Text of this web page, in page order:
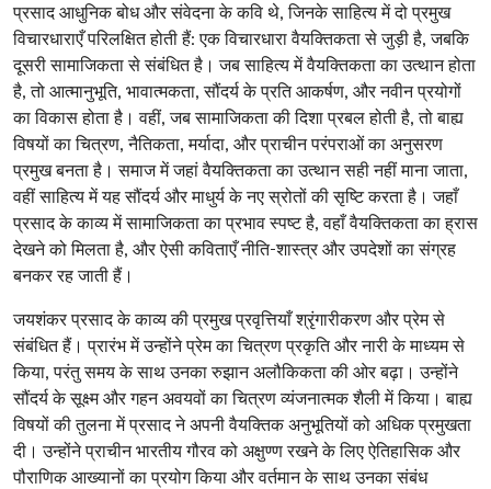
प्रसाद आधुनिक बोध और संवेदना के कवि थे, जिनके साहित्य में दो प्रमुख
विचारधाराएँ परिलक्षित होती हैं: एक विचारधारा वैयक्तिकता से जुड़ी है, जबकि
दूसरी सामाजिकता से संबंधित है। जब साहित्य में वैयक्तिकता का उत्थान होता
है, तो आत्मानुभूति, भावात्मकता, सौंदर्य के प्रति आकर्षण, और नवीन प्रयोगों
का विकास होता है। वहीं, जब सामाजिकता की दिशा प्रबल होती है, तो बाह्य
विषयों का चित्रण, नैतिकता, मर्यादा, और प्राचीन परंपराओं का अनुसरण
प्रमुख बनता है। समाज में जहां वैयक्तिकता का उत्थान सही नहीं माना जाता,
वहीं साहित्य में यह सौंदर्य और माधुर्य के नए स्रोतों की सृष्टि करता है। जहाँ
प्रसाद के काव्य में सामाजिकता का प्रभाव स्पष्ट है, वहाँ वैयक्तिकता का ह्रास
देखने को मिलता है, और ऐसी कविताएँ नीति-शास्त्र और उपदेशों का संग्रह
बनकर रह जाती हैं।
जयशंकर प्रसाद के काव्य की प्रमुख प्रवृत्तियाँ श्रृंगारीकरण और प्रेम से
संबंधित हैं। प्रारंभ में उन्होंने प्रेम का चित्रण प्रकृति और नारी के माध्यम से
किया, परंतु समय के साथ उनका रुझान अलौकिकता की ओर बढ़ा। उन्होंने
सौंदर्य के सूक्ष्म और गहन अवयवों का चित्रण व्यंजनात्मक शैली में किया। बाह्य
विषयों की तुलना में प्रसाद ने अपनी वैयक्तिक अनुभूतियों को अधिक प्रमुखता
दी। उन्होंने प्राचीन भारतीय गौरव को अक्षुण्ण रखने के लिए ऐतिहासिक और
पौराणिक आख्यानों का प्रयोग किया और वर्तमान के साथ उनका संबंध